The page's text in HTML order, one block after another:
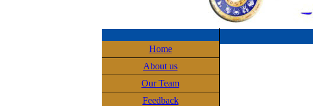
Home
About us
Our Team
Feedback